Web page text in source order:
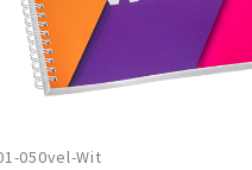
050vel-Wit